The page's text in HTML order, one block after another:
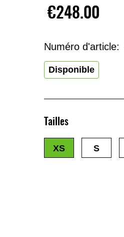
€248.00
Disponible
Tailles
XS S
Numéro d'article: